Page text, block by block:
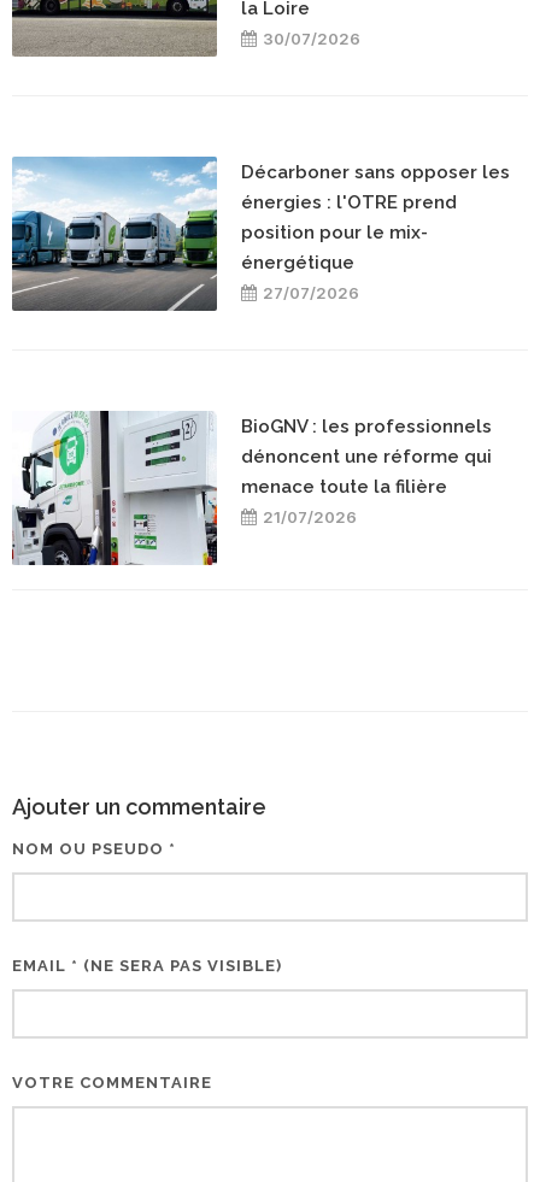
la Loire
30/07/2026
Décarboner sans opposer les
énergies : l'OTRE prend
position pour le mix-
énergétique
27/07/2026
BioGNV : les professionnels
dénoncent une réforme qui
menace toute la filière
21/07/2026
Ajouter un commentaire
NOM OU PSEUDO *
EMAIL * (NE SERA PAS VISIBLE)
VOTRE COMMENTAIRE